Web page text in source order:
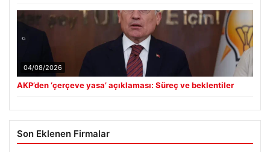
04/08/2026
AKP’den ‘çerçeve yasa’ açıklaması: Süreç ve beklentiler
Son Eklenen Firmalar